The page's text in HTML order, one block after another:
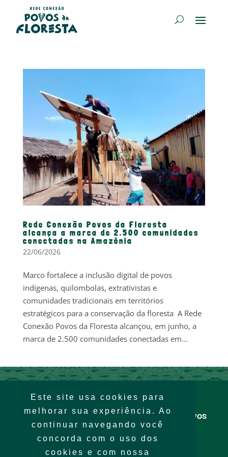
Rede Conexão Povos da Floresta
alcança a marca de 2.500 comunidades
conectadas na Amazônia
22/06/2026
Marco fortalece a inclusão digital de povos
indígenas, quilombolas, extrativistas e
comunidades tradicionais em territórios
estratégicos para a conservação da floresta A Rede
Conexão Povos da Floresta alcançou, em junho, a
marca de 2.500 comunidades conectadas em...
Rede Conexão Povos
da Floresta
Este site usa cookies para
melhorar sua experiência. Ao
continuar navegando você
concorda com o uso dos
cookies e com nossa